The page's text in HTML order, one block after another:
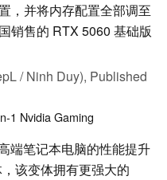
，并将内存配置全部调至
销售的 RTX 5060 基础版
/ Ninh Duy), Published
1 NvidiaGaming
端笔记本电脑的性能提升
该变体拥有更强大的